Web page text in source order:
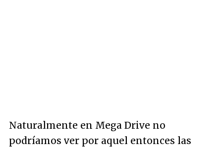
Naturalmente en Mega Drive no
podríamos ver por aquel entonces las